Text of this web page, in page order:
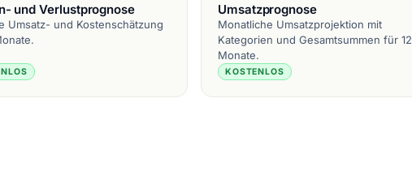
und Verlustprognose
Umsatz- und Kostenschätzung
Umsatzprognose
Monatliche Umsatzprojektion mit
Kategorien und Gesamtsummen für 12
Monate.
KOSTENLOS